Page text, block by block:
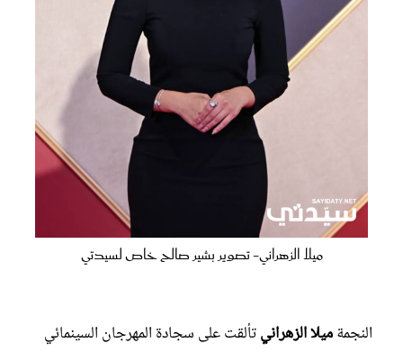
ميلا الزهراني- تصوير بشير صالح خاص لسيدتي
النجمةميلا الزهرانيتألقت على سجادة المهرجان السينمائي